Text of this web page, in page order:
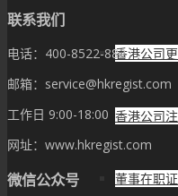
香港公司
香港公司
董事在职
联系我们
电话：400-8522-882
邮箱：service@hkregist.com
工作日 9:00-18:00
网址：www.hkregist.com
微信公众号